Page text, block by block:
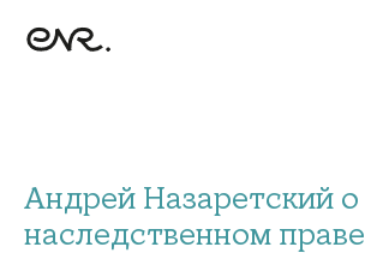
Андрей Назаретский о
наследственном праве